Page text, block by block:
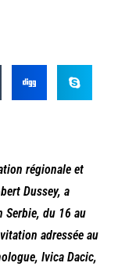
régionale et
Dussey, a
Serbie, du 16 au
adressée au
Ivica Dacic,